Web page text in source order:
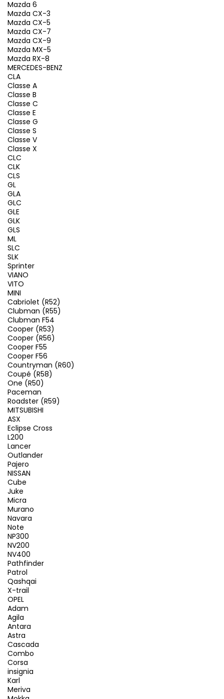
Mazda 6
Mazda CX-3
Mazda CX-5
Mazda CX-7
Mazda CX-9
Mazda MX-5
Mazda RX-8
MERCEDES-BENZ
CLA
Classe A
Classe B
Classe C
Classe E
Classe G
Classe S
Classe V
Classe X
CLC
CLK
CLS
GL
GLA
GLC
GLE
GLK
GLS
ML
SLC
SLK
Sprinter
VIANO
VITO
MINI
Cabriolet (R52)
Clubman (R55)
Clubman F54
Cooper (R53)
Cooper (R56)
Cooper F55
Cooper F56
Countryman (R60)
Coupé (R58)
One (R50)
Paceman
Roadster (R59)
MITSUBISHI
ASX
Eclipse Cross
L200
Lancer
Outlander
Pajero
NISSAN
Cube
Juke
Micra
Murano
Navara
Note
NP300
NV200
NV400
Pathfinder
Patrol
Qashqai
X-trail
OPEL
Adam
Agila
Antara
Astra
Cascada
Combo
Corsa
insignia
Karl
Meriva